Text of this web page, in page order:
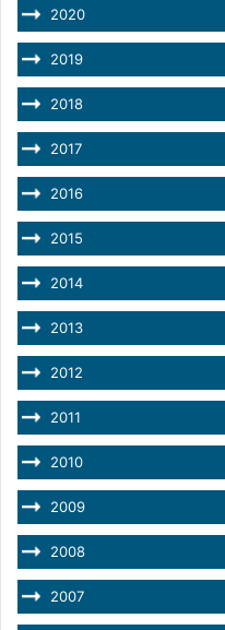
2020
2019
2018
2017
2016
2015
2014
2013
2012
2011
2010
2009
2008
2007